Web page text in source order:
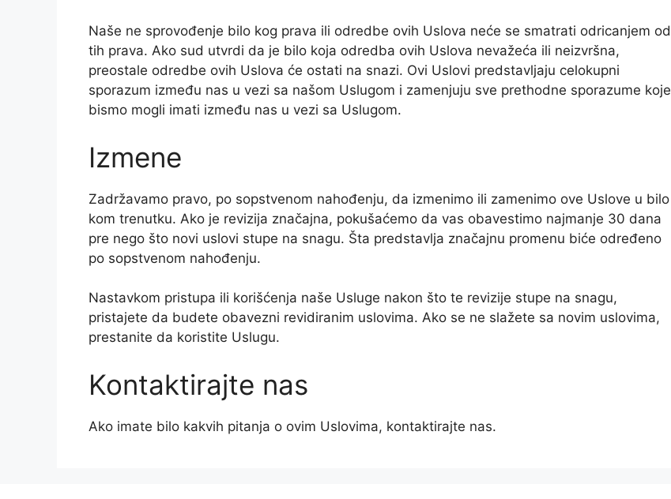
Naše ne sprovođenje bilo kog prava ili odredbe ovih Uslova neće se smatrati odricanjem od
tih prava. Ako sud utvrdi da je bilo koja odredba ovih Uslova nevažeća ili neizvršna,
preostale odredbe ovih Uslova će ostati na snazi. Ovi Uslovi predstavljaju celokupni
sporazum između nas u vezi sa našom Uslugom i zamenjuju sve prethodne sporazume koje
bismo mogli imati između nas u vezi sa Uslugom.
Izmene
Zadržavamo pravo, po sopstvenom nahođenju, da izmenimo ili zamenimo ove Uslove u bilo
kom trenutku. Ako je revizija značajna, pokušaćemo da vas obavestimo najmanje 30 dana
pre nego što novi uslovi stupe na snagu. Šta predstavlja značajnu promenu biće određeno
po sopstvenom nahođenju.
Nastavkom pristupa ili korišćenja naše Usluge nakon što te revizije stupe na snagu,
pristajete da budete obavezni revidiranim uslovima. Ako se ne slažete sa novim uslovima,
prestanite da koristite Uslugu.
Kontaktirajte nas
Ako imate bilo kakvih pitanja o ovim Uslovima, kontaktirajte nas.